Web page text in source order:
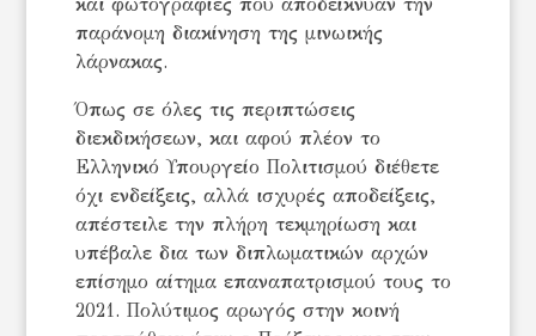
και φωτογραφίες που αποδείκνυαν την
παράνομη διακίνηση της μινωικής
λάρνακας.
Όπως σε όλες τις περιπτώσεις
διεκδικήσεων, και αφού πλέον το
Ελληνικό Υπουργείο Πολιτισμού διέθετε
όχι ενδείξεις, αλλά ισχυρές αποδείξεις,
απέστειλε την πλήρη τεκμηρίωση και
υπέβαλε δια των διπλωματικών αρχών
επίσημο αίτημα επαναπατρισμού τους το
2021. Πολύτιμος αρωγός στην κοινή